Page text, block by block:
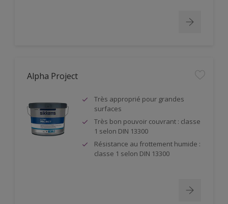
Alpha Project
Très approprié pour grandes
surfaces
Très bon pouvoir couvrant : classe
1 selon DIN 13300
Résistance au frottement humide :
classe 1 selon DIN 13300